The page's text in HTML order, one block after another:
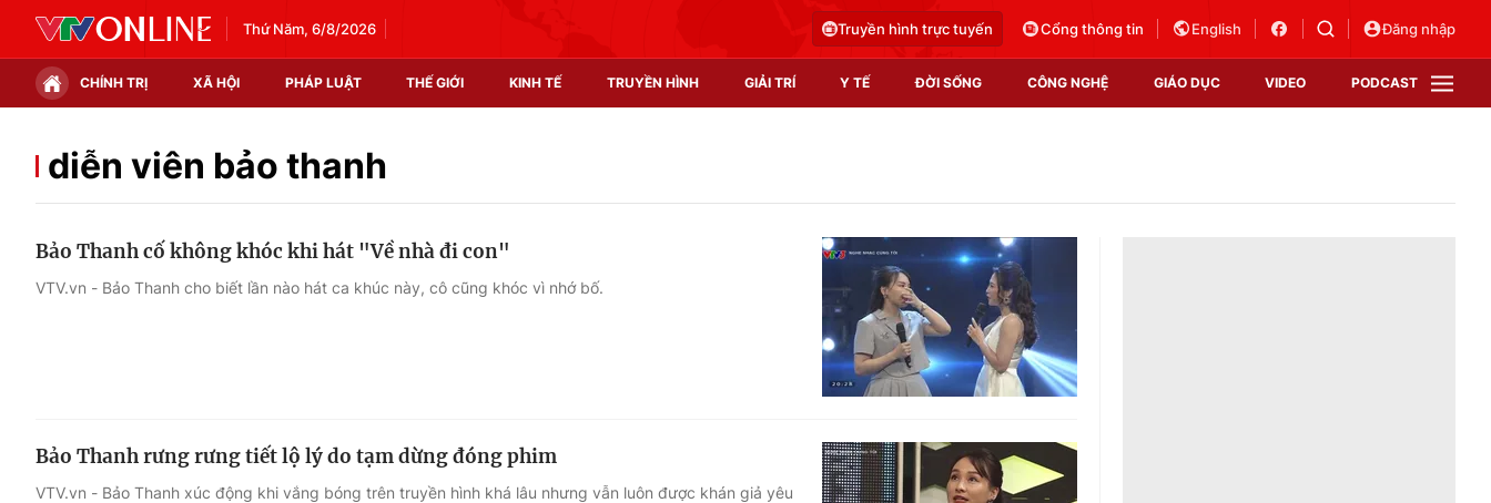
Thứ Năm, 6/8/2026 Truyền hình trực tuyến Cổng thông tin English Đăng nhập
CHÍNH TRỊ XÃ HỘI PHÁP LUẬT THẾ GIỚI KINH TẾ TRUYỀN HÌNH GIẢI TRÍ Y TẾ ĐỜI SỐNG CÔNG NGHỆ GIÁO DỤC VIDEO PODCAST
Chính trị
Video
Shorts video
Podcast
EMagazine
Photo
Infographic
VTV Sức khoẻ
diễn viên bảo thanh
Bảo Thanh cố không khóc khi hát "Về nhà đi con"
VTV.vn - Bảo Thanh cho biết lần nào hát ca khúc này, cô cũng khóc vì nhớ bố.
Bảo Thanh rưng rưng tiết lộ lý do tạm dừng đóng phim
VTV.vn - Bảo Thanh xúc động khi vắng bóng trên truyền hình khá lâu nhưng vẫn luôn được khán giả yêu